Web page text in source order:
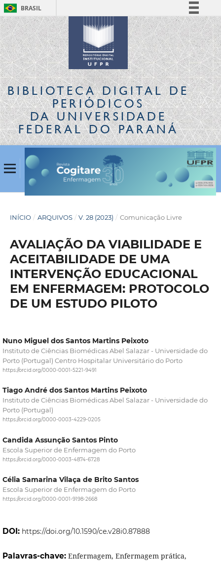
BRASIL
Simplifique!
Comunica BR
Participe
Acesso à informação
Legislação
Canais
BIBLIOTECA DIGITALDE
PERIÓDICOS
DA UNIVERSIDADE
FEDERAL DO PARANÁ
INÍCIO / ARQUIVOS / V. 28 (2023) / Comunicação Livre
AVALIAÇÃO DA VIABILIDADE E
ACEITABILIDADE DE UMA
INTERVENÇÃO EDUCACIONAL
EM ENFERMAGEM: PROTOCOLO
DE UM ESTUDO PILOTO
Nuno Miguel dos Santos Martins Peixoto
Instituto de Ciências Biomédicas Abel Salazar - Universidade do
Porto (Portugal) Centro Hospitalar Universitário do Porto
https://orcid.org/0000-0001-5221-9491
Tiago André dos Santos Martins Peixoto
Instituto de Ciências Biomédicas Abel Salazar - Universidade do
Porto (Portugal)
https://orcid.org/0000-0003-4229-0205
Candida Assunção Santos Pinto
Escola Superior de Enfermagem do Porto
https://orcid.org/0000-0003-4874-6728
Célia Samarina Vilaça de Brito Santos
Escola Superior de Enfermagem do Porto
https://orcid.org/0000-0001-9198-2668
DOI: https://doi.org/10.1590/ce.v28i0.87888
Palavras-chave: Enfermagem, Enfermagem prática,